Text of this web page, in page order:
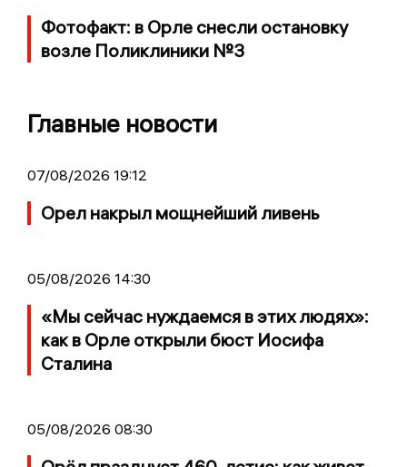
Фотофакт: в Орле снесли остановку
возле Поликлиники №3
Главные новости
07/08/2026 19:12
Орел накрыл мощнейший ливень
05/08/2026 14:30
«Мы сейчас нуждаемся в этих людях»:
как в Орле открыли бюст Иосифа
Сталина
05/08/2026 08:30